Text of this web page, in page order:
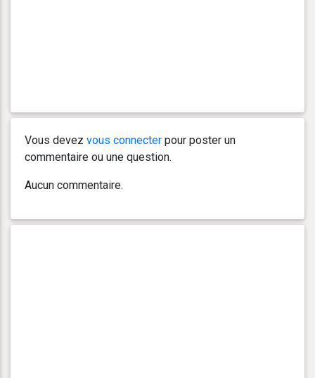
Vous devez vous connecter pour poster un
commentaire ou une question.
Aucun commentaire.